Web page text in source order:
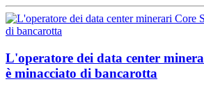
L'operatore dei data center
è minacciato di bancarotta